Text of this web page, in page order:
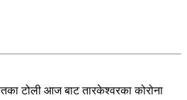
टोली आज बाट तारकेश्वरका कोरोना